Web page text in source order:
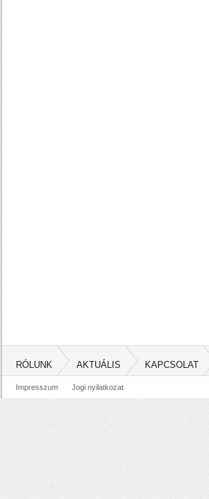
RÓLUNK AKTUÁLIS KAPCSOLAT
Impresszum Jogi nyilatkozat